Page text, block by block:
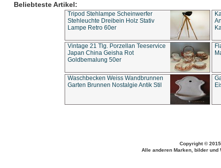
Beliebteste Artikel:
Tripod Stehlampe Scheinwerfer
Stehleuchte Dreibein Holz Stativ
Lampe Retro 60er
Vintage 21 Tlg. Porzellan Teeservice
Japan China Geisha Rot
Goldbemalung 50er
Waschbecken Weiss Wandbrunnen
Garten Brunnen Nostalgie Antik Stil
Copyright ©
Alle anderen Marken, bilder und